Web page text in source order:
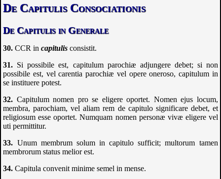
De Capitulis Consociationis
De Capitulis in Generale
CCR incapitulis consistit.
Si possibile est, capitulum parochiæ adjungere debet; si non
possibile est, vel carentia parochiæ vel opere oneroso, capitulum in
se instituere potest.
Capitulum nomen pro se eligere oportet. Nomen ejus locum,
membra, parochiam, vel aliam rem de capitulo significare debet, et
religiosum esse oportet. Numquam nomen personæ vivæ eligere vel
uti permittitur.
Unum membrum solum in capitulo sufficit; multorum tamen
membrorum status melior est.
Capitula convenit minime semel in mense.